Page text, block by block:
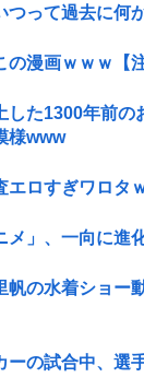
つって過去に何
の漫画ｗｗｗ【
した1300年前の
様www
エロすぎワロタ
メ」、一向に進
帆の水着ショー
ーの試合中、選